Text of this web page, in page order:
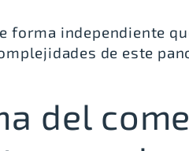
forma independiente
de este
del